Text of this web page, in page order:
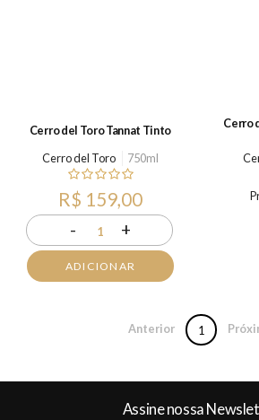
Cerro del Toro Tannat Tinto
Cerro del Toro
750ml
R$ 159,00
- 1 +
ADICIONAR
Cerro
Anterior 1
Assine nossa